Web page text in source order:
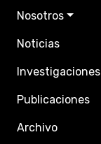
Nosotros
Noticias
Investigaciones
Publicaciones
Archivo